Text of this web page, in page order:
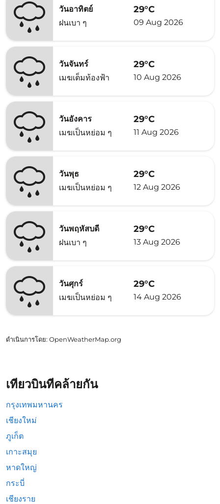
วันอาทิตย์
ฝนเบา ๆ
29°C
09 Aug 2026
วันจันทร์
เมฆเต็มท้องฟ้า
29°C
10 Aug 2026
วันอังคาร
เมฆเป็นหย่อม ๆ
29°C
11 Aug 2026
วันพุธ
เมฆเป็นหย่อม ๆ
29°C
12 Aug 2026
วันพฤหัสบดี
ฝนเบา ๆ
29°C
13 Aug 2026
วันศุกร์
เมฆเป็นหย่อม ๆ
29°C
14 Aug 2026
ดำเนินการโดย: OpenWeatherMap.org
เที่ยวบินที่คล้ายกัน
กรุงเทพมหานคร
เชียงใหม่
ภูเก็ต
เกาะสมุย
หาดใหญ่
กระบี่
เชียงราย